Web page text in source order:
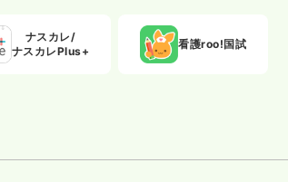
ナスカレ/
ナスカレPlus+
看護roo!国試